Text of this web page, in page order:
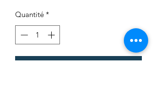
Quantité *